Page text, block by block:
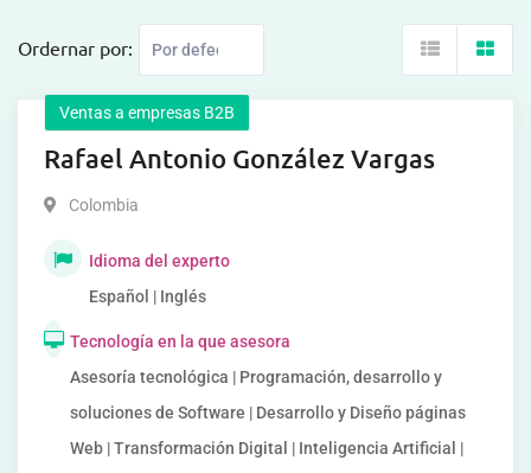
Ordernar por:
Ventas a empresas B2B
Rafael Antonio González Vargas
Colombia
Idioma del experto
Español | Inglés
Tecnología en la que asesora
Asesoría tecnológica | Programación, desarrollo y
soluciones de Software | Desarrollo y Diseño páginas
Web | Transformación Digital | Inteligencia Artificial |